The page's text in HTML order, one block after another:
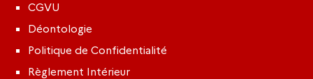
CGVU
Déontologie
Politique de Confidentialité
Règlement Intérieur